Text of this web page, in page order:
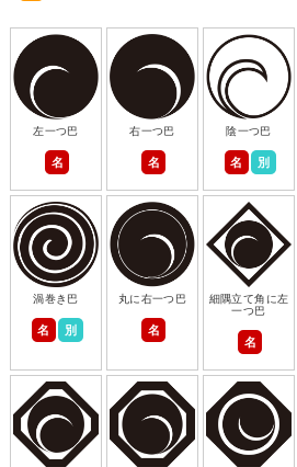
左一つ巴
名
右一つ巴
名
陰一つ巴
名 別
渦巻き巴
名 別
丸に右一つ巴
名
細隅立て角に左
一つ巴
名